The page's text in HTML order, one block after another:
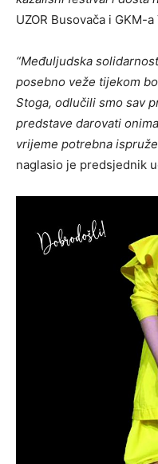
UZOR Busovača i GKM-a
“Međuljudska
posebno veže tijekom
Stoga, odlučili smo sav
predstave darovati
vrijeme potrebna
naglasio je predsjednik